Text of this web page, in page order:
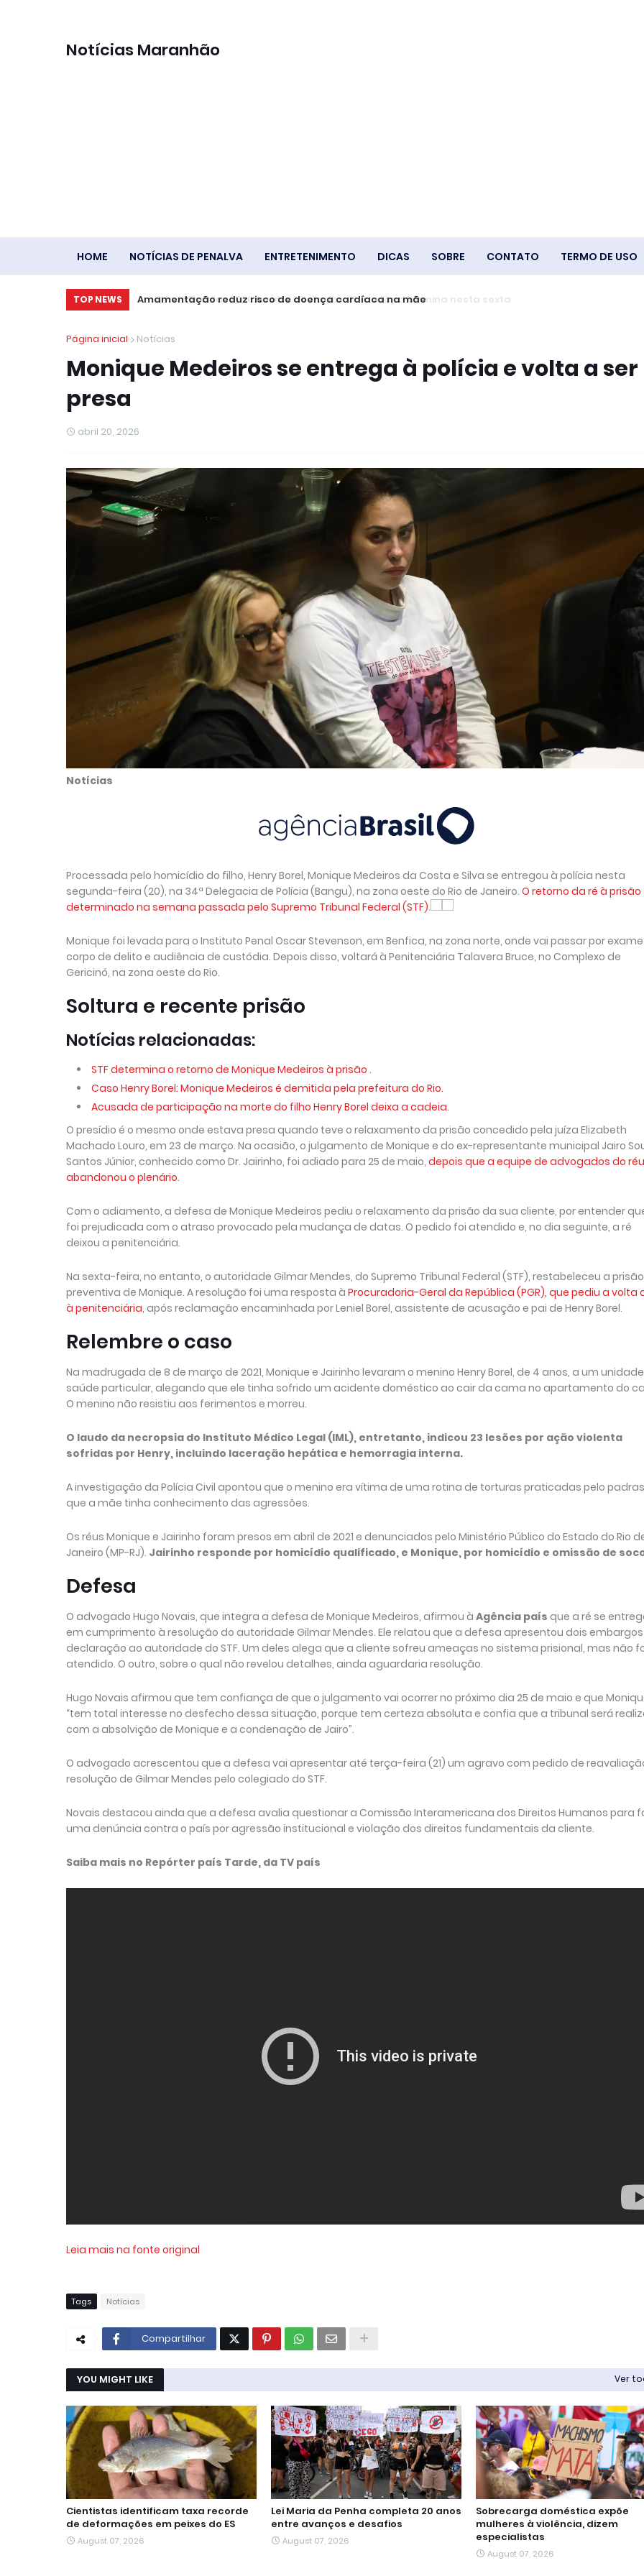
Notícias Maranhão
HOME NOTÍCIAS DE PENALVA ENTRETENIMENTO DICAS SOBRE CONTATO TERMO DE USO
TOP NEWS Amamentação reduz risco de doença cardíaca na mãe
Página inicial Notícias
Monique Medeiros se entrega à polícia e volta a ser
presa
abril 20, 2026
Notícias
Processada pelo homicídio do filho, Henry Borel, Monique Medeiros da Costa e Silva se entregou à polícia nesta
segunda-feira (20), na 34ª Delegacia de Polícia (Bangu), na zona oeste do Rio de Janeiro. O retorno da ré à prisão
determinado na semana passada pelo Supremo Tribunal Federal (STF).
Monique foi levada para o Instituto Penal Oscar Stevenson, em Benfica, na zona norte, onde vai passar por
corpo de delito e audiência de custódia. Depois disso, voltará à Penitenciária Talavera Bruce, no Complexo de
Gericinó, na zona oeste do Rio.
Soltura e recente prisão
Notícias relacionadas:
STF determina o retorno de Monique Medeiros à prisão .
Caso Henry Borel: Monique Medeiros é demitida pela prefeitura do Rio.
Acusada de participação na morte do filho Henry Borel deixa a cadeia.
O presídio é o mesmo onde estava presa quando teve o relaxamento da prisão concedido pela juíza Elizabeth
Machado Louro, em 23 de março. Na ocasião, o julgamento de Monique e do ex-representante municipal Jairo
Santos Júnior, conhecido como Dr. Jairinho, foi adiado para 25 de maio, depois que a equipe de advogados do réu
abandonou o plenário.
Com o adiamento, a defesa de Monique Medeiros pediu o relaxamento da prisão da sua cliente, por entender
foi prejudicada com o atraso provocado pela mudança de datas. O pedido foi atendido e, no dia seguinte, a ré
deixou a penitenciária.
Na sexta-feira, no entanto, o autoridade Gilmar Mendes, do Supremo Tribunal Federal (STF), restabeleceu a prisão
preventiva de Monique. A resolução foi uma resposta à Procuradoria-Geral da República (PGR), que pediu a volta
à penitenciária, após reclamação encaminhada por Leniel Borel, assistente de acusação e pai de Henry Borel.
Relembre o caso
Na madrugada de 8 de março de 2021, Monique e Jairinho levaram o menino Henry Borel, de 4 anos, a um
saúde particular, alegando que ele tinha sofrido um acidente doméstico ao cair da cama no apartamento do
O menino não resistiu aos ferimentos e morreu.
O laudo da necropsia do Instituto Médico Legal (IML), entretanto, indicou 23 lesões por ação violenta
sofridas por Henry, incluindo laceração hepática e hemorragia interna.
A investigação da Polícia Civil apontou que o menino era vítima de uma rotina de torturas praticadas pelo
que a mãe tinha conhecimento das agressões.
Os réus Monique e Jairinho foram presos em abril de 2021 e denunciados pelo Ministério Público do Estado do Rio
Janeiro (MP-RJ). Jairinho responde por homicídio qualificado, e Monique, por homicídio e omissão de
Defesa
O advogado Hugo Novais, que integra a defesa de Monique Medeiros, afirmou à Agência país que a ré se
em cumprimento à resolução do autoridade Gilmar Mendes. Ele relatou que a defesa apresentou dois
declaração ao autoridade do STF. Um deles alega que a cliente sofreu ameaças no sistema prisional, mas não
atendido. O outro, sobre o qual não revelou detalhes, ainda aguardaria resolução.
Hugo Novais afirmou que tem confiança de que o julgamento vai ocorrer no próximo dia 25 de maio e que
“tem total interesse no desfecho dessa situação, porque tem certeza absoluta e confia que a tribunal será
com a absolvição de Monique e a condenação de Jairo”.
O advogado acrescentou que a defesa vai apresentar até terça-feira (21) um agravo com pedido de
resolução de Gilmar Mendes pelo colegiado do STF.
Novais destacou ainda que a defesa avalia questionar a Comissão Interamericana dos Direitos Humanos para
uma denúncia contra o país por agressão institucional e violação dos direitos fundamentais da cliente.
Saiba mais no Repórter país Tarde, da TV país
Leia mais na fonte original
Tags Notícias
Compartilhar
YOU MIGHT LIKE Ver
Cientistas identificam taxa recorde
de deformações em peixes do ES
August 07, 2026
Lei Maria da Penha completa 20 anos
entre avanços e desafios
August 07, 2026
Sobrecarga doméstica expõe
mulheres à violência, dizem
especialistas
August 07, 2026